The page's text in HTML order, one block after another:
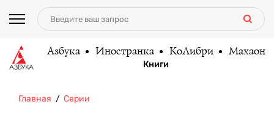
Азбука Иностранка КоЛибри Махаон
Книги
Главная Серии